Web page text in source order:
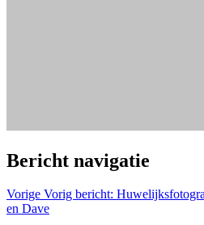
Bericht navigatie
Vorige Vorig bericht:
en Dave